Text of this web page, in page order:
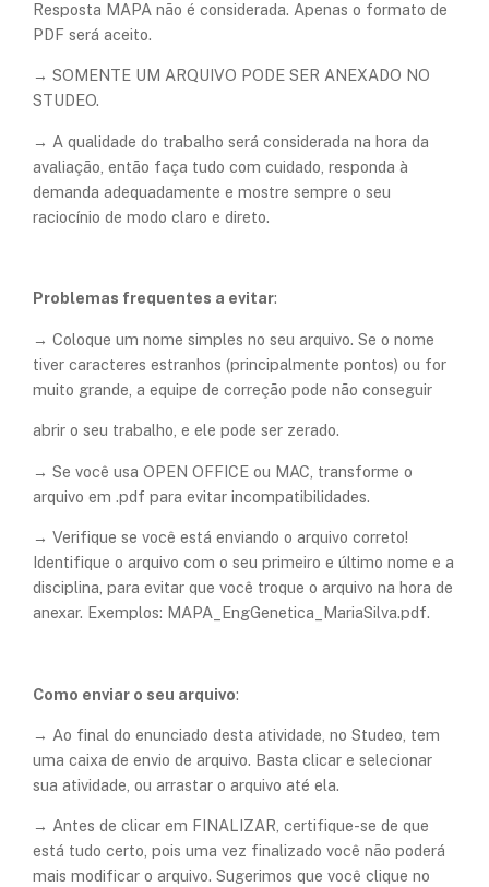
Resposta MAPA não é considerada. Apenas o formato de
PDF será aceito.
→ SOMENTE UM ARQUIVO PODE SER ANEXADO NO
STUDEO.
→ A qualidade do trabalho será considerada na hora da
avaliação, então faça tudo com cuidado, responda à
demanda adequadamente e mostre sempre o seu
raciocínio de modo claro e direto.
Problemas frequentes a evitar:
→ Coloque um nome simples no seu arquivo. Se o nome
tiver caracteres estranhos (principalmente pontos) ou for
muito grande, a equipe de correção pode não conseguir
abrir o seu trabalho, e ele pode ser zerado.
→ Se você usa OPEN OFFICE ou MAC, transforme o
arquivo em .pdf para evitar incompatibilidades.
→ Verifique se você está enviando o arquivo correto!
Identifique o arquivo com o seu primeiro e último nome e a
disciplina, para evitar que você troque o arquivo na hora de
anexar. Exemplos: MAPA_EngGenetica_MariaSilva.pdf.
Como enviar o seu arquivo:
→ Ao final do enunciado desta atividade, no Studeo, tem
uma caixa de envio de arquivo. Basta clicar e selecionar
sua atividade, ou arrastar o arquivo até ela.
→ Antes de clicar em FINALIZAR, certifique-se de que
está tudo certo, pois uma vez finalizado você não poderá
mais modificar o arquivo. Sugerimos que você clique no